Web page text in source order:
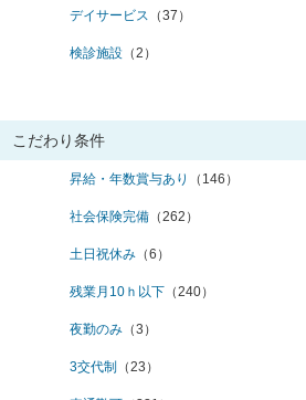
デイサービス （37）
検診施設 （2）
こだわり条件
昇給・年数賞与あり （146）
社会保険完備 （262）
土日祝休み （6）
残業月10ｈ以下 （240）
夜勤のみ （3）
3交代制 （23）